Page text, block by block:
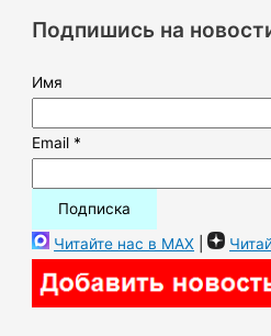
:Подпишись на
Имя
Email *
Читайте нас в MAX |